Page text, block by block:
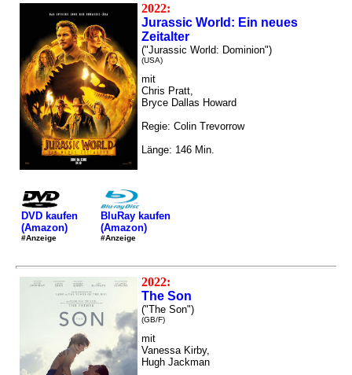
2022:
Jurassic World: Ein neues
Zeitalter
("Jurassic World: Dominion")
(USA)
mit
Chris Pratt,
Bryce Dallas Howard
Regie: Colin Trevorrow
Länge: 146 Min.
DVD kaufen
(Amazon)
#Anzeige
BluRay kaufen
(Amazon)
#Anzeige
2022:
The Son
("The Son")
(GB/F)
mit
Vanessa Kirby,
Hugh Jackman